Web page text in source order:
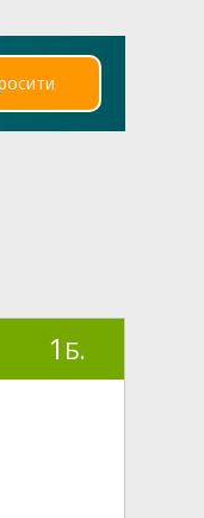
1 Б.